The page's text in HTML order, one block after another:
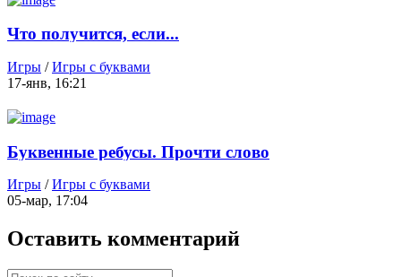
Что получится, если...
Игры /Игры с буквами
17-янв, 16:21
Буквенные ребусы. Прочти слово
Игры /Игры с буквами
05-мар, 17:04
Оставить комментарий